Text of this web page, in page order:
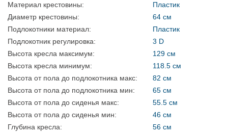
Материал крестовины:
Пластик
Диаметр крестовины:
64 см
Подлокотники материал:
Пластик
Подлокотник регулировка:
3 D
Высота кресла максимум:
129 см
Высота кресла минимум:
118.5 см
Высота от пола до подлокотника макс:
82 см
Высота от пола до подлокотника мин:
65 см
Высота от пола до сиденья макс:
55.5 см
Высота от пола до сиденья мин:
46 см
Глубина кресла:
56 см